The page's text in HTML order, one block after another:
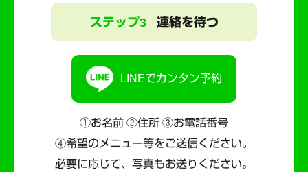
ステップ3 連絡を待つ
LINEでカンタン予約
①お名前 ②住所 ③お電話番号
④希望のメニュー等をご送信ください。
必要に応じて、写真もお送りください。